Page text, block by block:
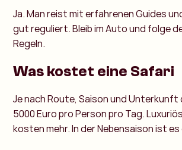
Ja. Man reist mit erfahrenen Guides
gut reguliert. Bleib im Auto und folge
Regeln.
Was kostet eine Safari
Je nach Route, Saison und Unterkunft
5000 Euro pro Person pro Tag.
kosten mehr. In der Nebensaison ist